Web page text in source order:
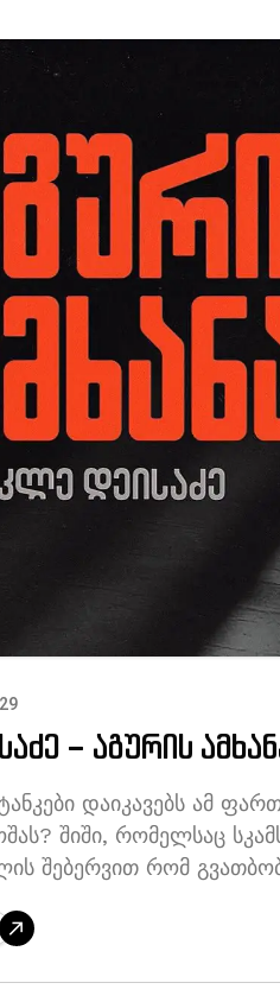
– აგურის
დაიკავებს ამ
შიში,
სულის